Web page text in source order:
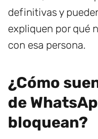
definitivas y
expliquen por qué
con esa persona.
¿Cómo
de
bloquean?